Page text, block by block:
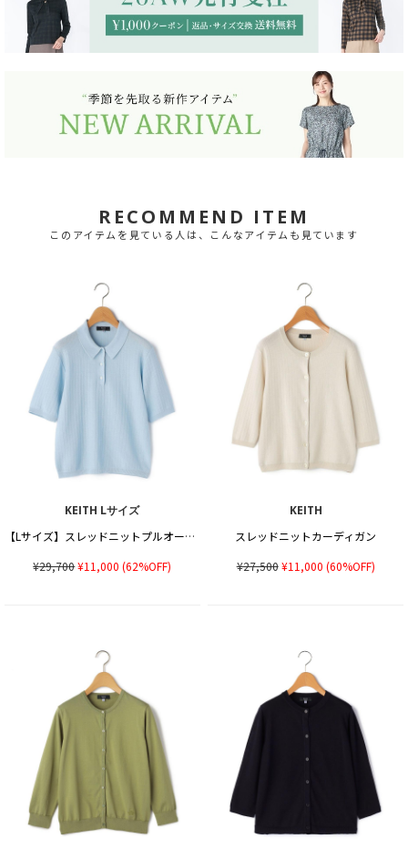
RECOMMEND ITEM
このアイテムを見ている人は、こんなアイテムも見ています
KEITH Lサイズ
【Lサイズ】スレッドニットプルオーバー
¥29,700¥11,000 (62%OFF)
KEITH
スレッドニットカーディガン
¥27,500¥11,000 (60%OFF)